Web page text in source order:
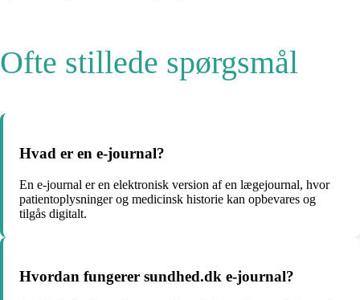
Ofte stillede spørgsmål
Hvad er en e-journal?
En e-journal er en elektronisk version af en lægejournal, hvor
patientoplysninger og medicinsk historie kan opbevares og
tilgås digitalt.
Hvordan fungerer sundhed.dk e-journal?